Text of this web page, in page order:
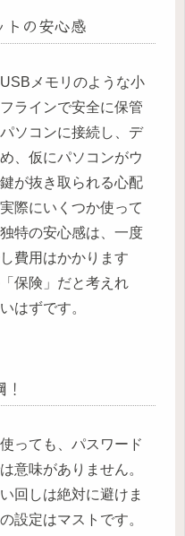
トの安心感
メモリのような小
ラインで安全に保管
ソコンに接続し、デ
、仮にパソコンがウ
が抜き取られる心配
際にいくつか使って
特の安心感は、一度
費用はかかります
保険」だと考えれ
はずです。
っても、パスワード
意味がありません。
回しは絶対に避けま
設定はマストです。